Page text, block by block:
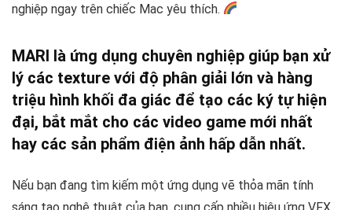
nghiệp ngay trên chiếc Mac yêu thích.
MARI là ứng dụng chuyên nghiệp giúp bạn xử
lý các texture với độ phân giải lớn và hàng
triệu hình khối đa giác để tạo các ký tự hiện
đại, bắt mắt cho các video game mới nhất
hay các sản phẩm điện ảnh hấp dẫn nhất.
Nếu bạn đang tìm kiếm một ứng dụng vẽ thỏa mãn tính